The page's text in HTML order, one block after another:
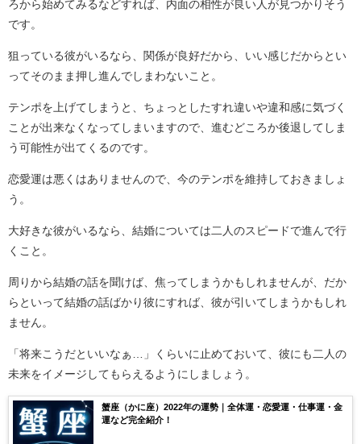
ろから始めてみるなどすれば、内面の相性が良い人が見つかりそう
です。
狙っている彼がいるなら、関係が良好だから、いい感じだからとい
ってそのまま押し進んでしまわないこと。
テンポを上げてしまうと、ちょっとしたすれ違いや違和感に気づく
ことが出来なくなってしまいますので、進むどころか後退してしま
う可能性が出てくるのです。
恋愛運は悪くはありませんので、今のテンポを維持しておきましょ
う。
大好きな彼がいるなら、結婚については二人のスピードで進んで行
くこと。
周りから結婚の話を聞けば、焦ってしまうかもしれませんが、だか
らといって結婚の話ばかり彼にすれば、彼が引いてしまうかもしれ
ません。
「将来こうだといいなぁ…」くらいに止めておいて、彼にも二人の
未来をイメージしてもらえるようにしましょう。
蟹座（かに座）2022年の運勢｜全体運・恋愛運・仕事運・金
運など完全紹介！